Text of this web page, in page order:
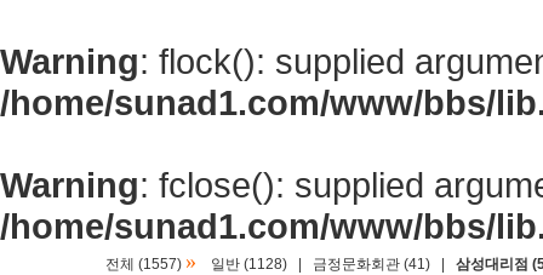
Warning: flock(): supplied
/home/sunad1.com/www/bbs/
Warning: fclose(): supplied
/home/sunad1.com/www/bbs/
전체 (1557) » 일반 (1128) 금정문화회관 (41)
삼성대리점